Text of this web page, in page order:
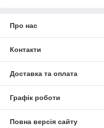
Про нас
Контакти
Доставка та оплата
Графік роботи
Повна версія сайту